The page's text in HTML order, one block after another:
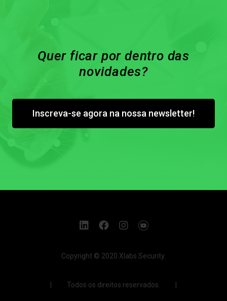
Quer ficar por dentro das
novidades?
Inscreva-se agora na nossa newsletter!
Copyright © 2020 Xlabs Security.
| Todos os direitos reservados. |